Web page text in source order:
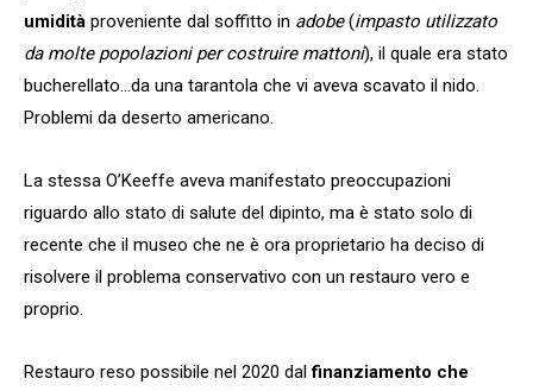
umidità proveniente dal soffitto in adobe(impasto utilizzato
da molte popolazioni per costruire mattoni), il quale era stato
bucherellato…da una tarantola che vi aveva scavato il nido.
Problemi da deserto americano.
La stessa O’Keeffe aveva manifestato preoccupazioni
riguardo allo stato di salute del dipinto, ma è stato solo di
recente che il museo che ne è ora proprietario ha deciso di
risolvere il problema conservativo con un restauro vero e
proprio.
Restauro reso possibile nel 2020 dalfinanziamento che